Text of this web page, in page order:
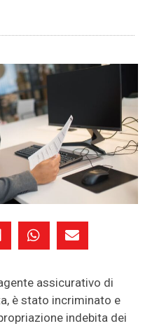
assicurativo di
è stato incriminato e
indebita dei